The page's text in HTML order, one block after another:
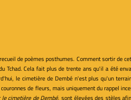
de poèmes posthumes. Comment sortir de
Cela fait plus de trente ans qu'il a été
le cimetière de Dembé n'est plus qu'un
de fleurs, mais uniquement du rappel
le cimetière de Dembé, sont élevées des stèles